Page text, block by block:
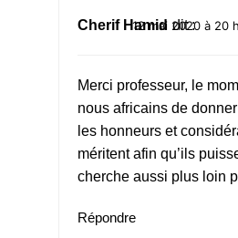
Cherif Hamid dit :
12 mai 2020 à 20
Merci professeur, le
nous africains de
les honneurs et
méritent afin qu’ils
cherche aussi plus loin
Répondre